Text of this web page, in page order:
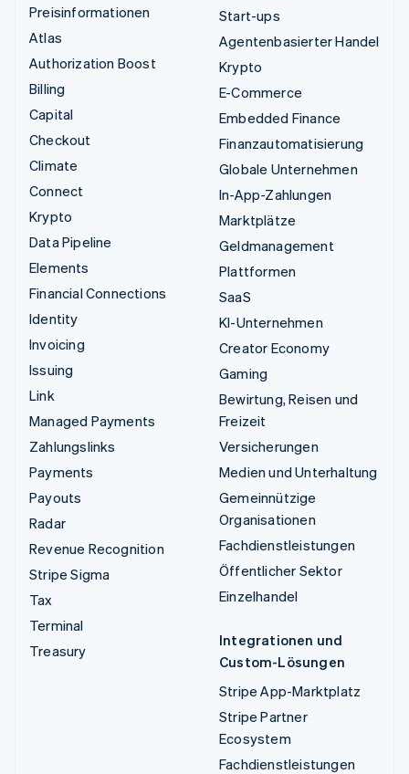
Preisinformationen
Atlas
Authorization Boost
Billing
Capital
Checkout
Climate
Connect
Krypto
Data Pipeline
Elements
Financial Connections
Identity
Invoicing
Issuing
Link
Managed Payments
Zahlungslinks
Payments
Payouts
Radar
Revenue Recognition
Stripe Sigma
Tax
Terminal
Treasury
Start-ups
Agentenbasierter Handel
Krypto
E-Commerce
Embedded Finance
Finanzautomatisierung
Globale Unternehmen
In-App-Zahlungen
Marktplätze
Geldmanagement
Plattformen
SaaS
KI-Unternehmen
Creator Economy
Gaming
Bewirtung, Reisen und
Freizeit
Versicherungen
Medien und Unterhaltung
Gemeinnützige
Organisationen
Fachdienstleistungen
Öffentlicher Sektor
Einzelhandel
Integrationen und
Custom-Lösungen
Stripe App-Marktplatz
Stripe Partner
Ecosystem
Fachdienstleistungen